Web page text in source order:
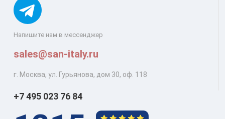
Напишите нам в мессенджер
sales@san-italy.ru
г. Москва, ул. Гурьянова, дом 30, оф. 118
+7 495 023 76 84